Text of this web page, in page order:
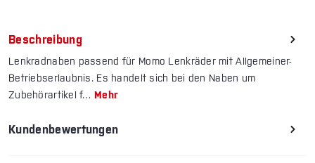
Beschreibung
Lenkradnaben passend für Momo Lenkräder mit Allgemeiner-
Betriebserlaubnis. Es handelt sich bei den Naben um
Zubehörartikel f…Mehr
Kundenbewertungen